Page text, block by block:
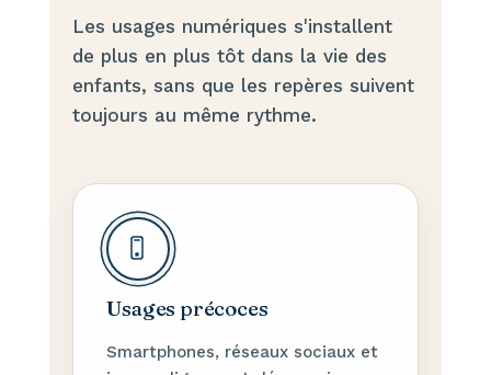
Les usages numériques s'installent
de plus en plus tôt dans la vie des
enfants, sans que les repères suivent
toujours au même rythme.
Usages précoces
Smartphones, réseaux sociaux et